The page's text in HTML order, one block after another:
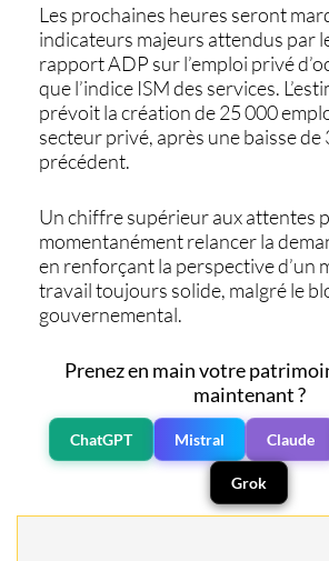
Les prochaines heures seront
indicateurs majeurs attendus par
rapport ADP sur l’emploi privé
quel’indice ISM des services.
prévoit la création de 25 000
secteur privé, après une baisse de
précédent.
Un chiffre supérieur aux attentes
momentanémentrelancer la
en renforçant la perspective d’un
travail toujours solide, malgré le
gouvernemental.
Prenez en main votre
maintenant ?
ChatGPT Mistral Claude
Grok